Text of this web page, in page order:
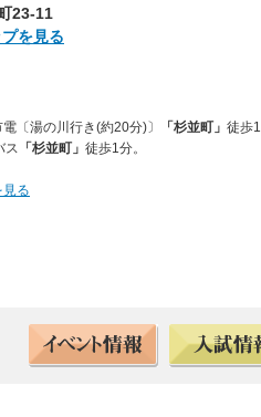
23-11
を見る
〔湯の川行き(約20分)〕 「杉並町」 徒歩
ス 「杉並町」 徒歩1分。
る